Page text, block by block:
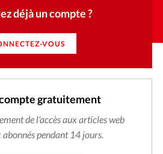
déjà un compte ?
VOUS
gratuitement
de l'accès aux articles web
abonnés pendant 14 jours.